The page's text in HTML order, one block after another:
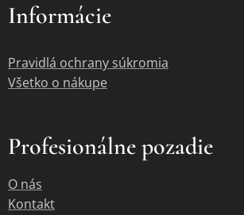
Informácie
Pravidlá ochrany súkromia
Všetko o nákupe
Profesionálne pozadie
O nás
Kontakt